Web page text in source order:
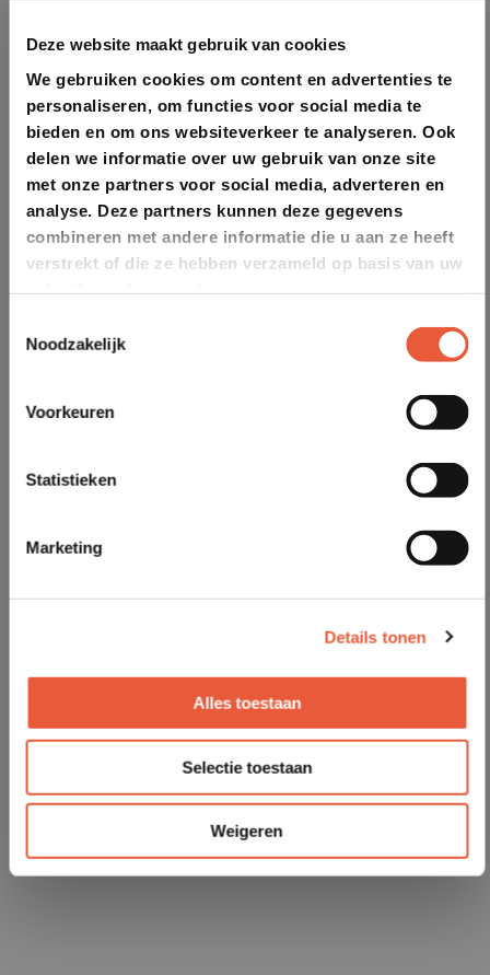
Deze website maakt gebruik van cookies
We gebruiken cookies om content en advertenties te
personaliseren, om functies voor social media te
bieden en om ons websiteverkeer te analyseren. Ook
delen we informatie over uw gebruik van onze site
met onze partners voor social media, adverteren en
analyse. Deze partners kunnen deze gegevens
combineren met andere informatie die u aan ze heeft
verstrekt of die ze hebben verzameld op basis van uw
Noodzakelijk
Voorkeuren
Statistieken
Marketing
Details tonen
Alles toestaan
Selectie toestaan
Weigeren